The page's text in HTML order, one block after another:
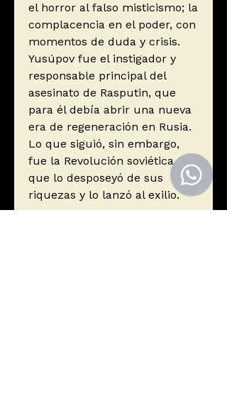
el horror al falso misticismo; la
complacencia en el poder, con
momentos de duda y crisis.
Yusúpov fue el instigador y
responsable principal del
asesinato de Rasputin, que
para él debía abrir una nueva
era de regeneración en Rusia.
Lo que siguió, sin embargo,
fue la Revolución soviética,
que lo desposeyó de sus
riquezas y lo lanzó al exilio.